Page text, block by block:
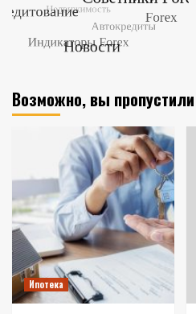
Возможно, вы пропустили
Ипотека